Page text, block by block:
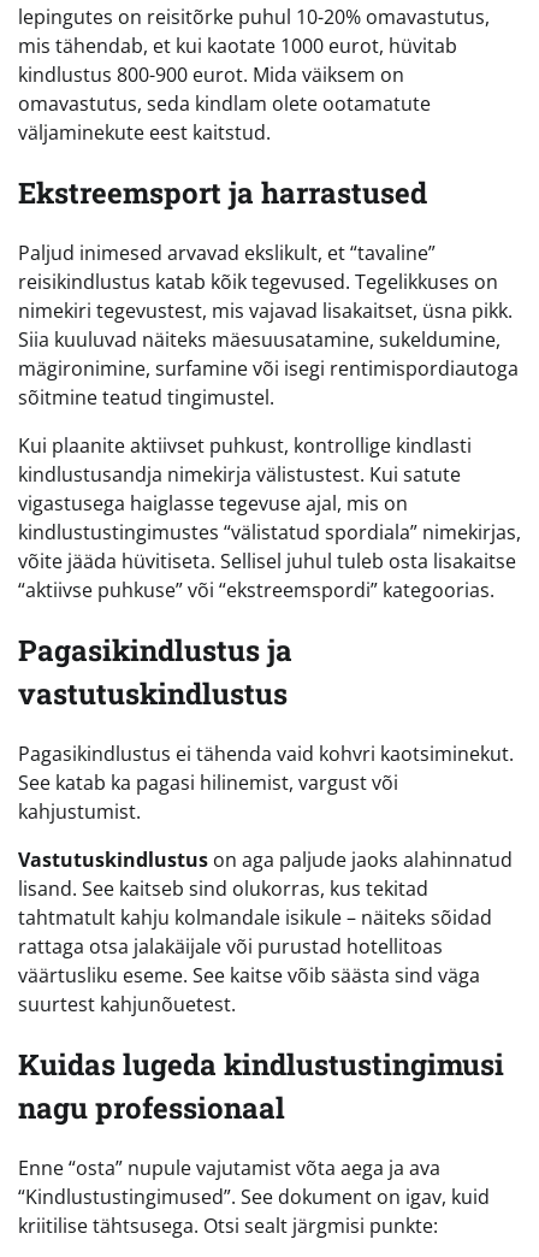
lepingutes on reisitõrke puhul 10-20% omavastutus,
mis tähendab, et kui kaotate 1000 eurot, hüvitab
kindlustus 800-900 eurot. Mida väiksem on
omavastutus, seda kindlam olete ootamatute
väljaminekute eest kaitstud.
Ekstreemsport ja harrastused
Paljud inimesed arvavad ekslikult, et “tavaline”
reisikindlustus katab kõik tegevused. Tegelikkuses on
nimekiri tegevustest, mis vajavad lisakaitset, üsna pikk.
Siia kuuluvad näiteks mäesuusatamine, sukeldumine,
mägironimine, surfamine või isegi rentimispordiautoga
sõitmine teatud tingimustel.
Kui plaanite aktiivset puhkust, kontrollige kindlasti
kindlustusandja nimekirja välistustest. Kui satute
vigastusega haiglasse tegevuse ajal, mis on
kindlustustingimustes “välistatud spordiala” nimekirjas,
võite jääda hüvitiseta. Sellisel juhul tuleb osta lisakaitse
“aktiivse puhkuse” või “ekstreemspordi” kategoorias.
Pagasikindlustus ja
vastutuskindlustus
Pagasikindlustus ei tähenda vaid kohvri kaotsiminekut.
See katab ka pagasi hilinemist, vargust või
kahjustumist.
Vastutuskindlustus on aga paljude jaoks alahinnatud
lisand. See kaitseb sind olukorras, kus tekitad
tahtmatult kahju kolmandale isikule – näiteks sõidad
rattaga otsa jalakäijale või purustad hotellitoas
väärtusliku eseme. See kaitse võib säästa sind väga
suurtest kahjunõuetest.
Kuidas lugeda kindlustustingimusi
nagu professionaal
Enne “osta” nupule vajutamist võta aega ja ava
“Kindlustustingimused”. See dokument on igav, kuid
kriitilise tähtsusega. Otsi sealt järgmisi punkte: